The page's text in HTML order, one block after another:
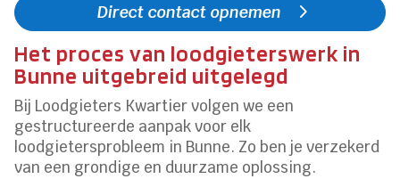
Direct contact opnemen
Het proces van loodgieterswerk in
Bunne uitgebreid uitgelegd
Bij Loodgieters Kwartier volgen we een
gestructureerde aanpak voor elk
loodgietersprobleem in Bunne. Zo ben je verzekerd
van een grondige en duurzame oplossing.